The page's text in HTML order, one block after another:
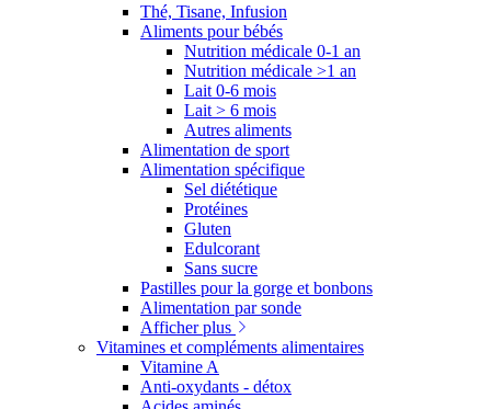
Thé, Tisane, Infusion
Aliments pour bébés
Nutrition médicale 0-1 an
Nutrition médicale >1 an
Lait 0-6 mois
Lait > 6 mois
Autres aliments
Alimentation de sport
Alimentation spécifique
Sel diététique
Protéines
Gluten
Edulcorant
Sans sucre
Pastilles pour la gorge et bonbons
Alimentation par sonde
Afficher plus
Vitamines et compléments alimentaires
Vitamine A
Anti-oxydants - détox